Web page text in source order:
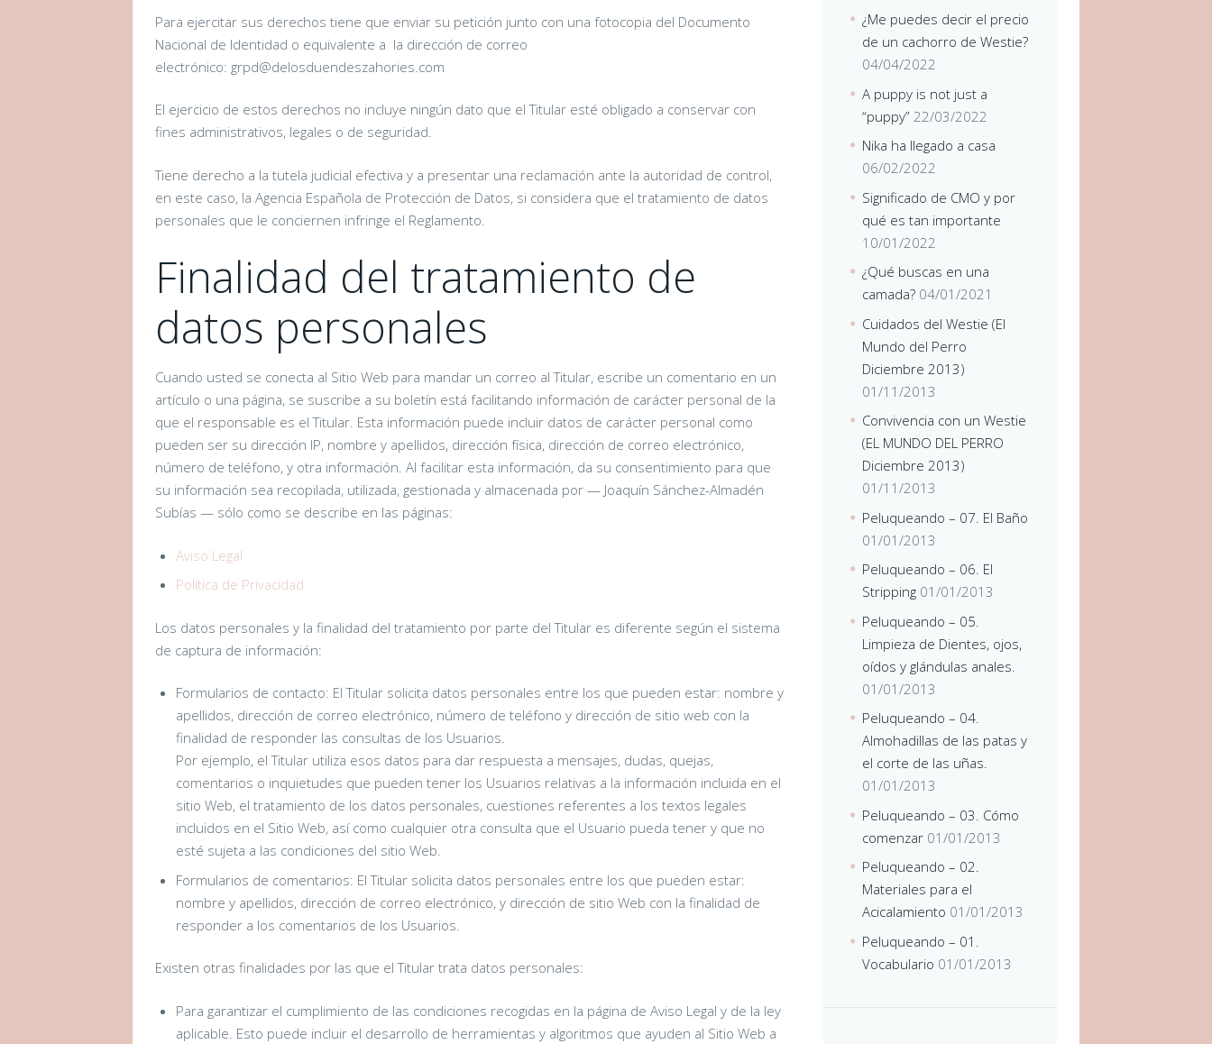
Para ejercitar sus derechos tiene que enviar su petición junto con una fotocopia del Documento
Nacional de Identidad o equivalente a la dirección de correo
electrónico: grpd@delosduendeszahories.com
El ejercicio de estos derechos no incluye ningún dato que el Titular esté obligado a conservar con
fines administrativos, legales o de seguridad.
Tiene derecho a la tutela judicial efectiva y a presentar una reclamación ante la autoridad de control,
en este caso, la Agencia Española de Protección de Datos, si considera que el tratamiento de datos
personales que le conciernen infringe el Reglamento.
Finalidad del tratamiento de
datos personales
Cuando usted se conecta al Sitio Web para mandar un correo al Titular, escribe un comentario en un
artículo o una página, se suscribe a su boletín está facilitando información de carácter personal de la
que el responsable es el Titular. Esta información puede incluir datos de carácter personal como
pueden ser su dirección IP, nombre y apellidos, dirección física, dirección de correo electrónico,
número de teléfono, y otra información. Al facilitar esta información, da su consentimiento para que
su información sea recopilada, utilizada, gestionada y almacenada por — Joaquín Sánchez-Almadén
Subías — sólo como se describe en las páginas:
Aviso Legal
Política de Privacidad
Los datos personales y la finalidad del tratamiento por parte del Titular es diferente según el sistema
de captura de información:
Formularios de contacto: El Titular solicita datos personales entre los que pueden estar: nombre y
apellidos, dirección de correo electrónico, número de teléfono y dirección de sitio web con la
finalidad de responder las consultas de los Usuarios.
Por ejemplo, el Titular utiliza esos datos para dar respuesta a mensajes, dudas, quejas,
comentarios o inquietudes que pueden tener los Usuarios relativas a la información incluida en el
sitio Web, el tratamiento de los datos personales, cuestiones referentes a los textos legales
incluidos en el Sitio Web, así como cualquier otra consulta que el Usuario pueda tener y que no
esté sujeta a las condiciones del sitio Web.
Formularios de comentarios: El Titular solicita datos personales entre los que pueden estar:
nombre y apellidos, dirección de correo electrónico, y dirección de sitio Web con la finalidad de
responder a los comentarios de los Usuarios.
Existen otras finalidades por las que el Titular trata datos personales:
Para garantizar el cumplimiento de las condiciones recogidas en la página de Aviso Legal y de la ley
aplicable. Esto puede incluir el desarrollo de herramientas y algoritmos que ayuden al Sitio Web a
¿Me puedes decir el precio
de un cachorro de Westie?
04/04/2022
A puppy is not just a
“puppy” 22/03/2022
Nika ha llegado a casa
06/02/2022
Significado de CMO y por
qué es tan importante
10/01/2022
¿Qué buscas en una
camada? 04/01/2021
Cuidados del Westie (El
Mundo del Perro
Diciembre 2013)
01/11/2013
Convivencia con un Westie
(EL MUNDO DEL PERRO
Diciembre 2013)
01/11/2013
Peluqueando – 07. El Baño
01/01/2013
Peluqueando – 06. El
Stripping 01/01/2013
Peluqueando – 05.
Limpieza de Dientes, ojos,
oídos y glándulas anales.
01/01/2013
Peluqueando – 04.
Almohadillas de las patas y
el corte de las uñas.
01/01/2013
Peluqueando – 03. Cómo
comenzar 01/01/2013
Peluqueando – 02.
Materiales para el
Acicalamiento 01/01/2013
Peluqueando – 01.
Vocabulario 01/01/2013